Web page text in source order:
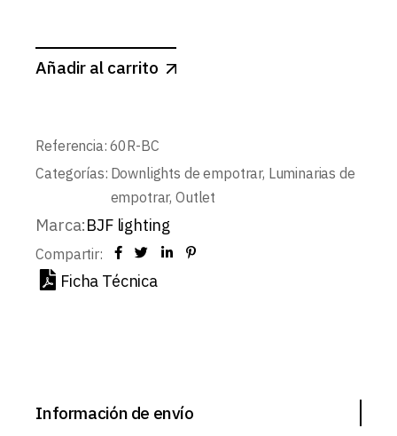
Añadir al carrito
Referencia: 60R-BC
Categorías: Downlights de empotrar, Luminarias de
empotrar, Outlet
Marca:BJF lighting
Compartir:
Ficha Técnica
Información de envío